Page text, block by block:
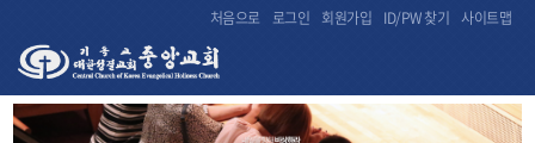
처음으로 로그인 회원가입 ID/PW 찾기 사이트맵